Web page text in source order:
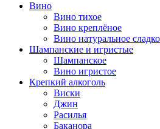
Вино
Вино тихое
Вино креплёное
Вино натуральное
Шампанские и игристые
Шампанское
Вино игристое
Крепкий алкоголь
Виски
Джин
Расилья
Баканора